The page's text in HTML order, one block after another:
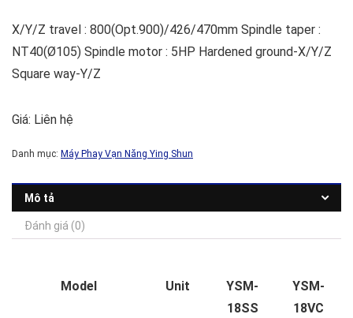
X/Y/Z travel : 800(Opt.900)/426/470mm Spindle taper :
NT40(Ø105) Spindle motor : 5HP Hardened ground-X/Y/Z
Square way-Y/Z
Giá: Liên hệ
Danh mục: Máy Phay Vạn Năng Ying Shun
Mô tả
Đánh giá (0)
Model Unit
YSM-
18SS
YSM-
18VC